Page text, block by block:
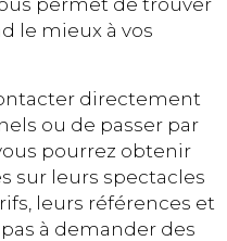
permet de trouver
le mieux à vos
directement
ou de passer par
pourrez obtenir
sur leurs spectacles
leurs références et
à demander des